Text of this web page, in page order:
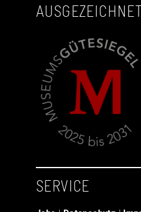
AUSGEZEICHNET
SERVICE